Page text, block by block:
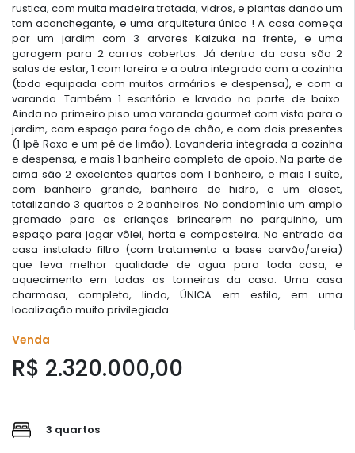
rustica, com muita madeira tratada, vidros, e plantas dando um
tom aconchegante, e uma arquitetura única ! A casa começa
por um jardim com 3 arvores Kaizuka na frente, e uma
garagem para 2 carros cobertos. Já dentro da casa são 2
salas de estar, 1 com lareira e a outra integrada com a cozinha
(toda equipada com muitos armários e despensa), e com a
varanda. Também 1 escritório e lavado na parte de baixo.
Ainda no primeiro piso uma varanda gourmet com vista para o
jardim, com espaço para fogo de chão, e com dois presentes
(1 Ipê Roxo e um pé de limão). Lavanderia integrada a cozinha
e despensa, e mais 1 banheiro completo de apoio. Na parte de
cima são 2 excelentes quartos com 1 banheiro, e mais 1 suíte,
com banheiro grande, banheira de hidro, e um closet,
totalizando 3 quartos e 2 banheiros. No condomínio um amplo
gramado para as crianças brincarem no parquinho, um
espaço para jogar vôlei, horta e composteira. Na entrada da
casa instalado filtro (com tratamento a base carvão/areia)
que leva melhor qualidade de agua para toda casa, e
aquecimento em todas as torneiras da casa. Uma casa
charmosa, completa, linda, ÚNICA em estilo, em uma
localização muito privilegiada.
Venda
R$ 2.320.000,00
3 quartos